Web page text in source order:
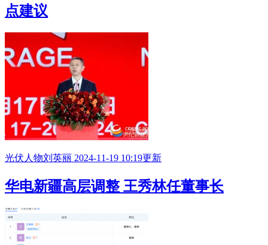
点建议
光伏人物刘英丽 2024-11-19 10:19更新
华电新疆高层调整 王秀林任董事长